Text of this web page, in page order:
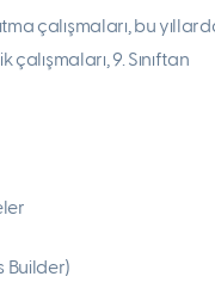
çalışmaları, bu
9. Sınıftan
Builder)